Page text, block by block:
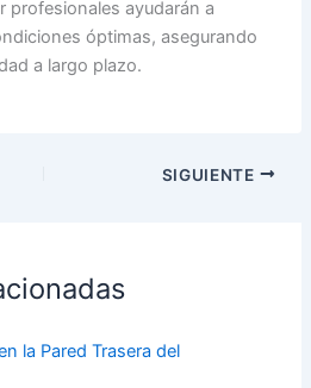
profesionales ayudarán a
óptimas, asegurando
a largo plazo.
SIGUIENTE